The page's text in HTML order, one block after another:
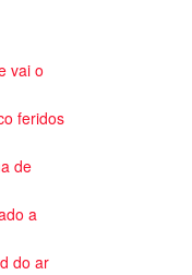
vai o
feridos
de
a
do ar